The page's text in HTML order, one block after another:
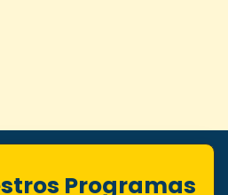
Programas